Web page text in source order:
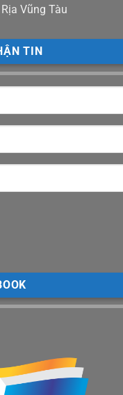
Vũng Tàu
TIN